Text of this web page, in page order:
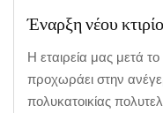
Έναρξη νέου
Η εταιρεία μας μετά
προχωράει στην
πολυκατοικίας